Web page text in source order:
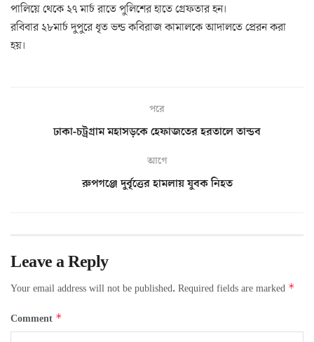
পালিয়ে থেকে ২৭ মার্চ রাতে পুলিশের হাতে গ্রেফতার হন।
রবিবার ২৮মার্চ দুপুরে ধৃত ভন্ড কবিরাজ কামালকে আদালতে প্রেরন করা
হয়।
পরে
ঢাকা-চট্রগ্রাম মহাসড়কে হেফাজতের হরতালে তান্ডব
আগে
রুপগঞ্জে দুর্বৃত্তের হামলায় যুবক নিহত
Leave a Reply
Your email address will not be published. Required fields are marked *
Comment *